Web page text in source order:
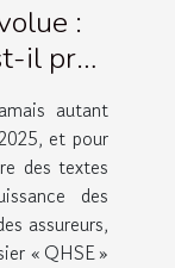
:
il prêt
autant
et pour
des textes
des
assureurs,
« QHSE »